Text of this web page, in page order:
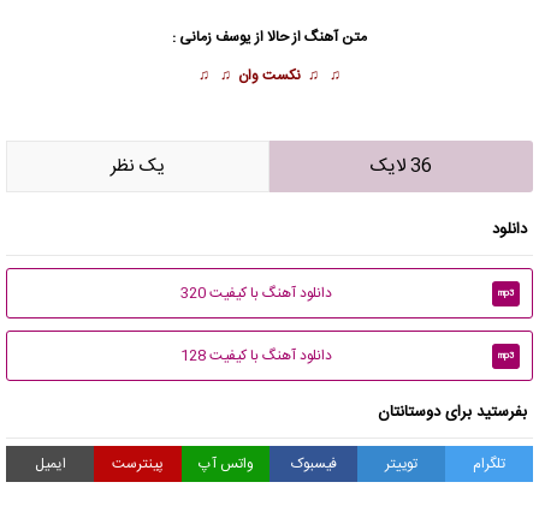
متن آهنگ از حالا ازیوسف زمانی :
♫ ♫ نکست وان ♫ ♫
36 لایک يک نظر
دانلود
mp3 دانلود آهنگ با کیفیت 320
mp3 دانلود آهنگ با کیفیت 128
بفرستید برای دوستانتان
تلگرام توییتر فیسبوک واتس آپ پینترست ایمیل